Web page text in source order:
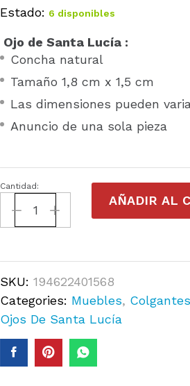
Estado: 6 disponibles
Ojo de Santa Lucía :
Concha natural
Tamaño 1,8 cm x 1,5 cm
Las dimensiones pueden
Anuncio de una sola pieza
Cantidad:
AÑADIR AL
SKU:194622401568
Categories: Muebles,
Ojos De Santa Lucía